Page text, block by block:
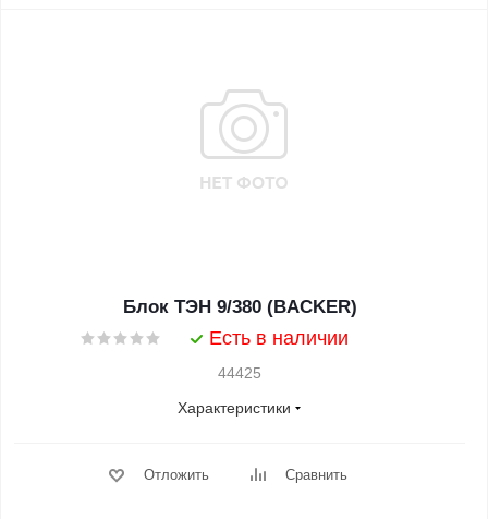
Блок ТЭН 9/380 (BACKER)
Есть в наличии
44425
Характеристики
Отложить Сравнить